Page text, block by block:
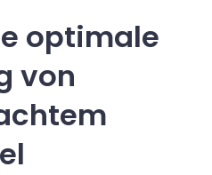
optimale
von